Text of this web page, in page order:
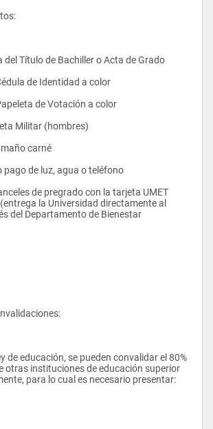
a nivel mundial enfrenta
contra una serie de enfermedades
desarrolladas por el incremento de la
y los factores climáticos derivados del
por lo que el mercado de medicinas ha
rubro tan importante como el de los
y los combustibles.
de las mismas.
del Título de Bachiller o Acta de Grado
de Identidad a color
de Votación a color
Militar (hombres)
carné
pago de luz, agua o teléfono
de pregrado con la tarjeta UMET
la Universidad directamente al
del Departamento de Bienestar
de educación, se pueden convalidar el 80%
otras instituciones de educación superior
para lo cual es necesario presentar: